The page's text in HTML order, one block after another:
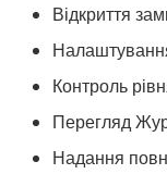
Відкриття
Контроль
Перегляд
Надання